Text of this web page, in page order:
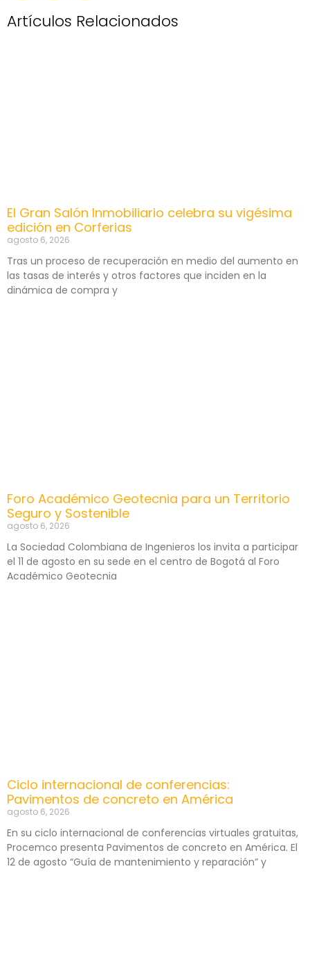
Artículos Relacionados
El Gran Salón Inmobiliario celebra su vigésima
edición en Corferias
agosto 6, 2026
Tras un proceso de recuperación en medio del aumento en
las tasas de interés y otros factores que inciden en la
dinámica de compra y
Foro Académico Geotecnia para un Territorio
Seguro y Sostenible
agosto 6, 2026
La Sociedad Colombiana de Ingenieros los invita a participar
el 11 de agosto en su sede en el centro de Bogotá al Foro
Académico Geotecnia
Ciclo internacional de conferencias:
Pavimentos de concreto en América
agosto 6, 2026
En su ciclo internacional de conferencias virtuales gratuitas,
Procemco presenta Pavimentos de concreto en América. El
12 de agosto “Guía de mantenimiento y reparación” y